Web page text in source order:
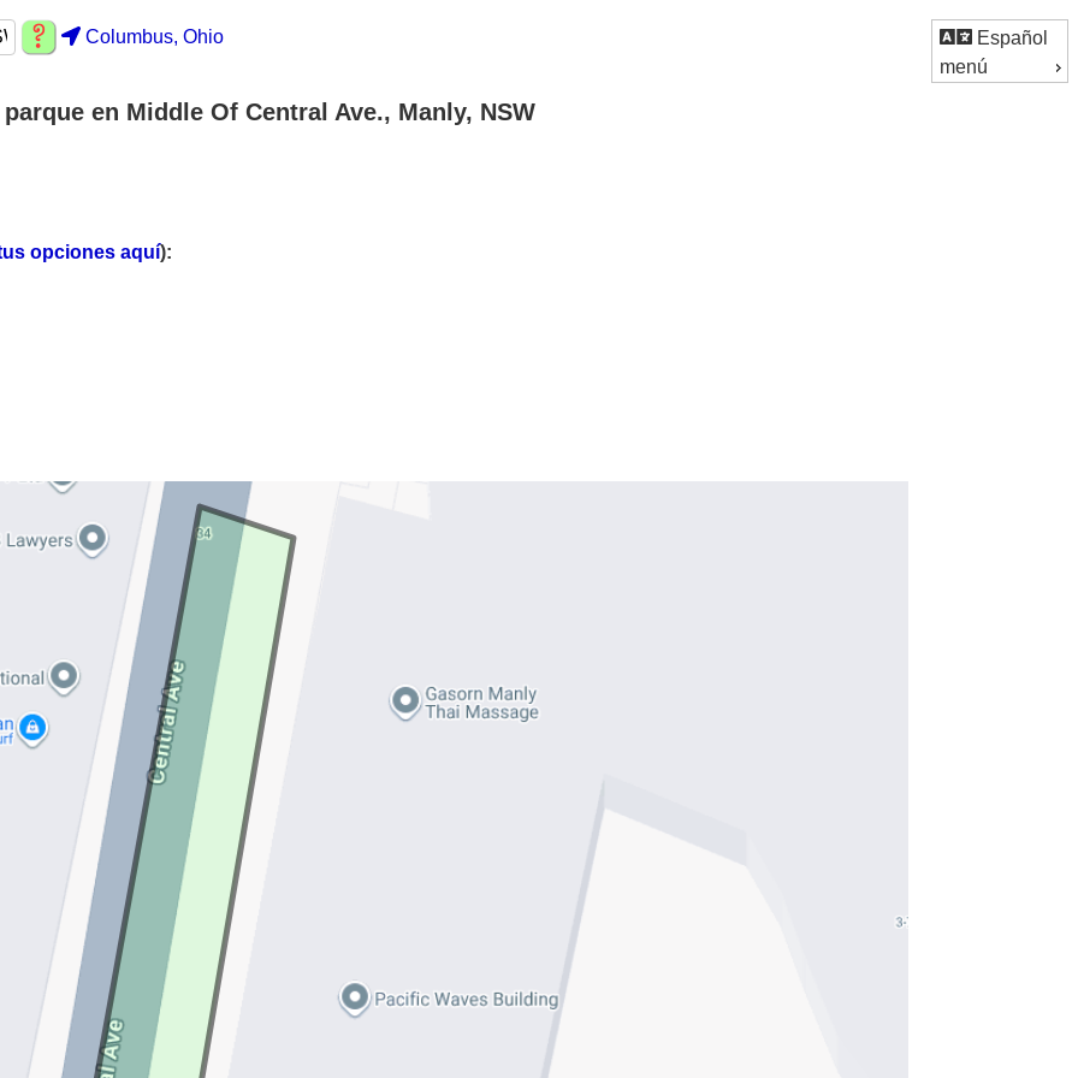
Español
menú
Columbus, Ohio
parque en Middle Of Central Ave., Manly, NSW
opciones aquí):